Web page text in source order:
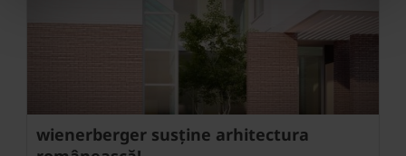
wienerberger susține arhitectura